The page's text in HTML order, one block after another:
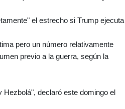
el estrecho si Trump ejecuta
pero un número relativamente
previo a la guerra, según la
declaró este domingo el